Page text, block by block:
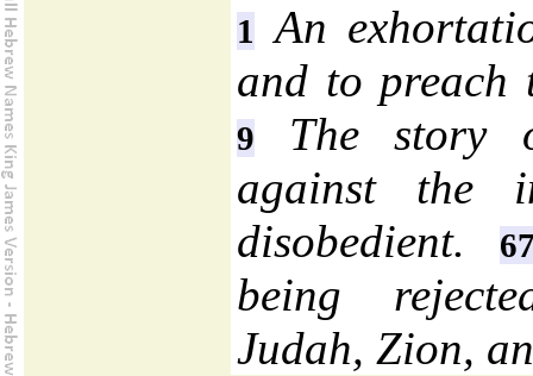
1 An
and to preach
9
The story
against the
disobedient.
being
Judah, Zion,